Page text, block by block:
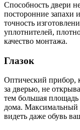
Способность двери
посторонние запахи
точность
уплотнителей,
качество монтажа.
Глазок
Оптический прибор,
за дверью, не
тем большая площадь
дома. Максимальный
видеть даже обувь